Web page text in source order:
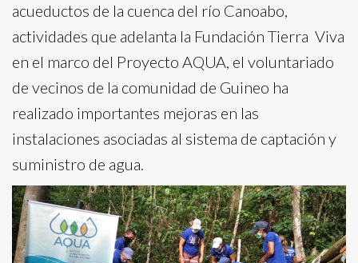
acueductos de la cuenca del río Canoabo,
actividades que adelanta la Fundación Tierra Viva
en el marco del Proyecto AQUA, el voluntariado
de vecinos de la comunidad de Guineo ha
realizado importantes mejoras en las
instalaciones asociadas al sistema de captación y
suministro de agua.